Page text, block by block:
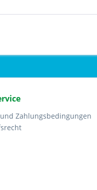
Zahlungsbedingungen